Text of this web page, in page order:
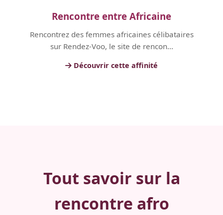
Rencontre entre Africaine
Rencontrez des femmes africaines célibataires
sur Rendez-Voo, le site de rencon...
Découvrir cette affinité
Tout savoir sur la
rencontre afro